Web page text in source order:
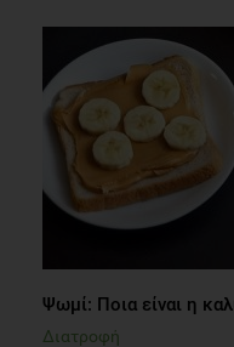
Ψωμί: Ποια είναι η
Διατροφή